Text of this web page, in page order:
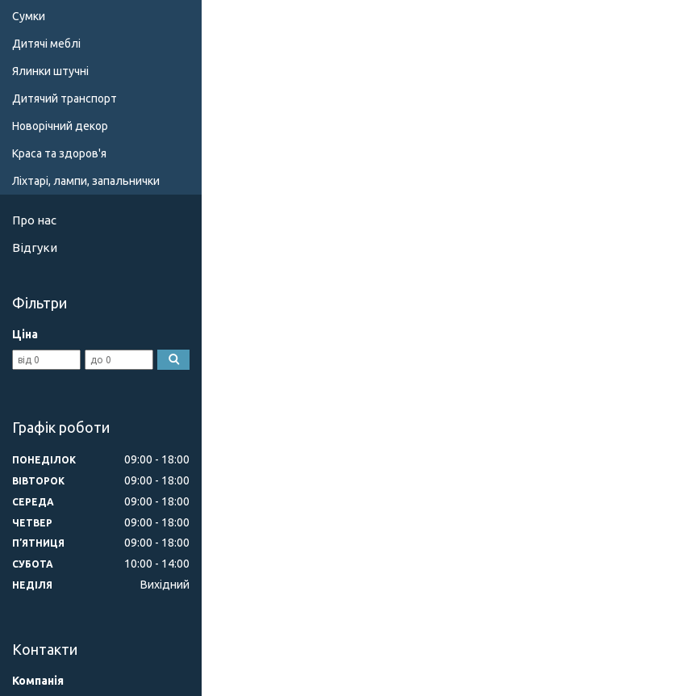
Сумки
Дитячі меблі
Ялинки штучні
Дитячий транспорт
Новорічний декор
Краса та здоров'я
Ліхтарі, лампи, запальнички
Про нас
Відгуки
Фільтри
Ціна
Графік роботи
ПОНЕДІЛОК 09:00 18:00
ВІВТОРОК 09:00 18:00
СЕРЕДА 09:00 18:00
ЧЕТВЕР 09:00 18:00
ПʼЯТНИЦЯ 09:00 18:00
СУБОТА 10:00 14:00
НЕДІЛЯ Вихідний
Контакти